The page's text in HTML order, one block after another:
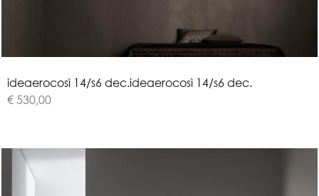
ideaerocosì 14/s6 dec.ideaerocosì 14/s6 dec.
€ 530,00